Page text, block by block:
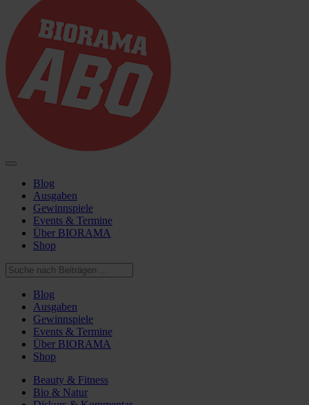
Blog
Ausgaben
Gewinnspiele
Events & Termine
Über BIORAMA
Shop
Blog
Ausgaben
Gewinnspiele
Events & Termine
Über BIORAMA
Shop
Beauty & Fitness
Bio & Natur